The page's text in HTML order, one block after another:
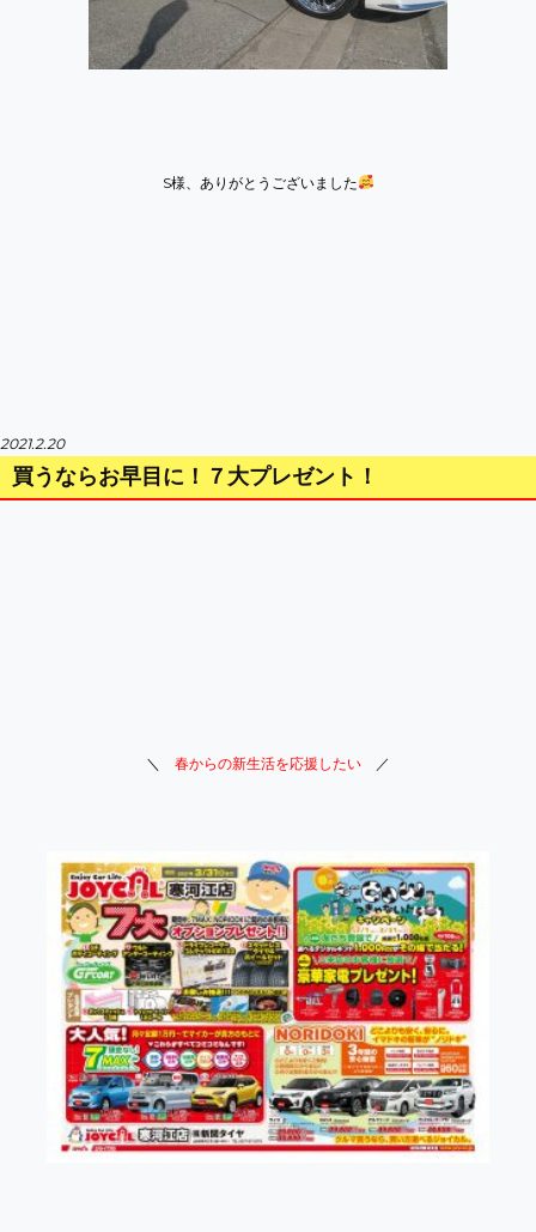
S様、ありがとうございました
2021.2.20
買うならお早目に！７大プレゼント！
＼ 春からの新生活を応援したい ／